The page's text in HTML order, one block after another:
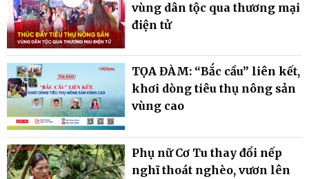
vùng dân tộc qua thương mại
điện tử
TỌA ĐÀM: “Bắc cầu” liên kết,
khơi dòng tiêu thụ nông sản
vùng cao
Phụ nữ Cơ Tu thay đổi nếp
nghĩ thoát nghèo, vươn lên